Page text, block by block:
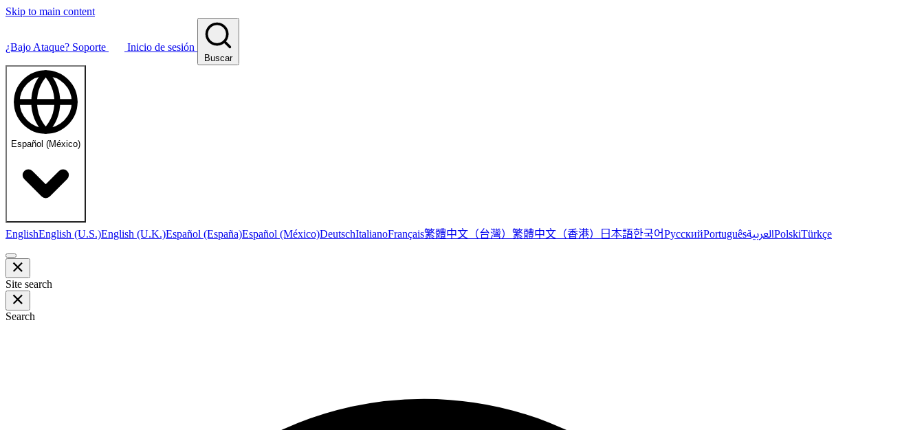
Skip to main content
¿Bajo Ataque? Soporte Inicio de sesión
Buscar
Español (México)
EnglishEnglish (U.S.)English (U.K.)Español (España)Español (México)DeutschItalianoFrançais繁體中文（台灣） 繁體中文（香港） 日本語한국어РусскийPortuguêsالعربيةPolskiTürkçe
Site search
Search